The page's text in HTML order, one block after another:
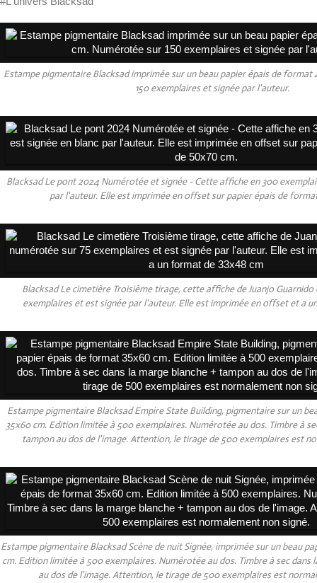
Estampe pigmentaire Blacksad imprimée sur un beau papier épais de
150 exemplaires et signée par l'auteur.
Blacksad Le pont 2024 Numérotée et signée - Cette affiche en 300
par l'auteur. Elle est imprimée en offset sur papier épais de
Blacksad Le cimetière Troisième tirage, cette affiche de Juanjo
exemplaires et est signée par l'auteur. Elle est imprimée en offset et a
Estampe pigmentaire Blacksad Empire State Building, pigmentaire sur un
35x60 cm. Edition limitée à 500 exemplaires. Numérotée au dos. Timbre à
tampon au dos de l'image. Attention, le tirage de 500 exemplaires est
Estampe pigmentaire Blacksad Scène de nuit Signée, imprimée sur un beau
cm. Edition limitée à 500 exemplaires. Numérotée au dos. Timbre à sec dans
au dos de l'image. Attention, le tirage de 500 exemplaires est